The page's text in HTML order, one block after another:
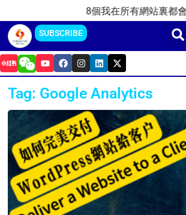
content
8個我在所有網站裏都會
SUBSCRIBE
Y
o
u
u
e
F
a
c
b
o
k
I
n
s
a
r
a
m
L
i
n
e
i
X
-
t
w
i
t
e
r
Tag: Google Analytics